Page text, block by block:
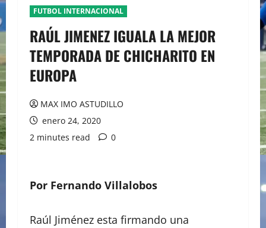
FUTBOL INTERNACIONAL
RAÚL JIMENEZ IGUALA LA MEJOR
TEMPORADA DE CHICHARITO EN
EUROPA
MAX IMO ASTUDILLO
enero 24, 2020
2 minutes read
0
Por Fernando Villalobos
Raúl Jiménez esta firmando una